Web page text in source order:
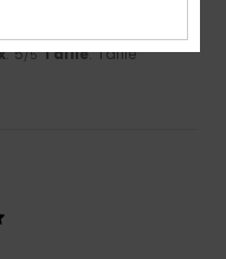
: 5/5 Taille: Taille